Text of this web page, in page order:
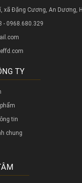
xã Đặng Cương, An Dương,
- 0968.680.329
TY
tin
chung